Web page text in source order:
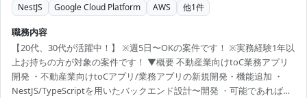
NestJS Google Cloud Platform AWS 他1件
職務内容
【20代、30代が活躍中！】 ※週5日〜OKの案件です！ ※実務経験1年以
上お持ちの方が対象の案件です！ ▼概要 不動産業向けtoC業務アプリ
開発 ・不動産業向けtoCアプリ/業務アプリの新規開発・機能追加 ・
NestJS/TypeScriptを用いたバックエンド設計〜開発 ・可能であれば